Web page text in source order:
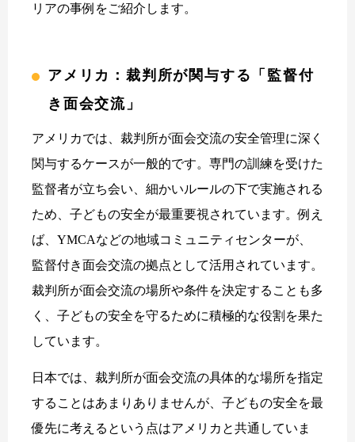
リアの事例をご紹介します。
アメリカ：裁判所が関与する「監督付
き面会交流」
アメリカでは、裁判所が面会交流の安全管理に深く
関与するケースが一般的です。専門の訓練を受けた
監督者が立ち会い、細かいルールの下で実施される
ため、子どもの安全が最重要視されています。例え
ば、YMCAなどの地域コミュニティセンターが、
監督付き面会交流の拠点として活用されています。
裁判所が面会交流の場所や条件を決定することも多
く、子どもの安全を守るために積極的な役割を果た
しています。
日本では、裁判所が面会交流の具体的な場所を指定
することはあまりありませんが、子どもの安全を最
優先に考えるという点はアメリカと共通していま